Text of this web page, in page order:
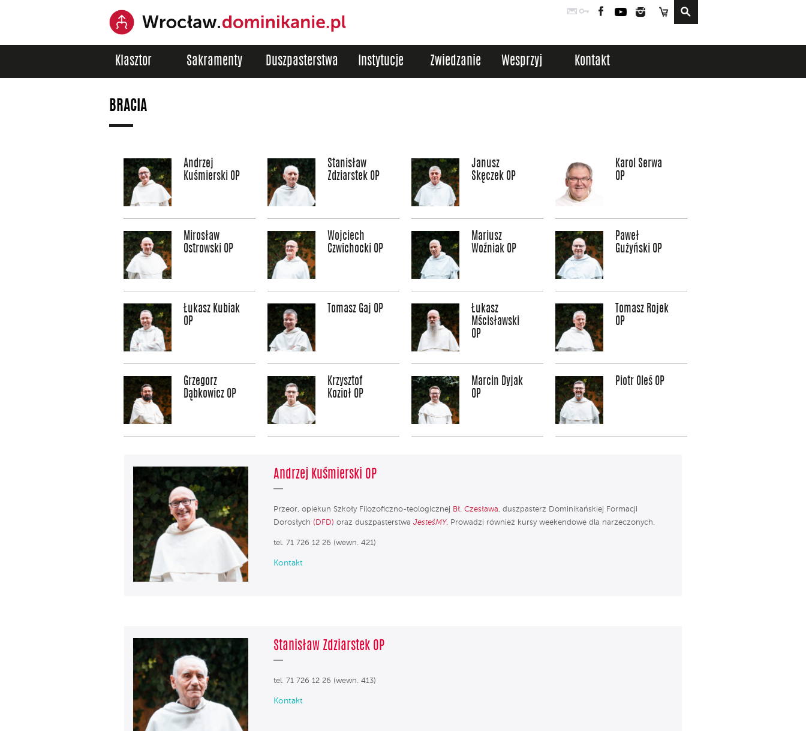
PocztaLogowanie
FacebookYouTubeInstagram
Sklep
Klasztor Sakramenty Duszpasterstwa Instytucje Zwiedzanie Wesprzyj Kontakt
BRACIA
Andrzej
Kuśmierski OP
Stanisław
Zdziarstek OP
Janusz
Skęczek OP
Karol Serwa
OP
Mirosław
Ostrowski OP
Wojciech
Czwichocki OP
Mariusz
Woźniak OP
Paweł
Gużyński OP
Łukasz Kubiak
OP
Tomasz Gaj OP
Łukasz
Mścisławski
OP
Tomasz Rojek
OP
Grzegorz
Dąbkowicz OP
Krzysztof
Kozioł OP
Marcin Dyjak
OP
Piotr Oleś OP
Andrzej Kuśmierski OP
Przeor, opiekun Szkoły Filozoficzno-teologicznej Bł. Czesława, duszpasterz Dominikańskiej Formacji
Dorosłych ( DFD) oraz duszpasterstwa JesteśMY. Prowadzi również kursy weekendowe dla narzeczonych.
tel. 71 726 12 26 (wewn. 421)
Kontakt
Stanisław Zdziarstek OP
tel. 71 726 12 26 (wewn. 413)
Kontakt